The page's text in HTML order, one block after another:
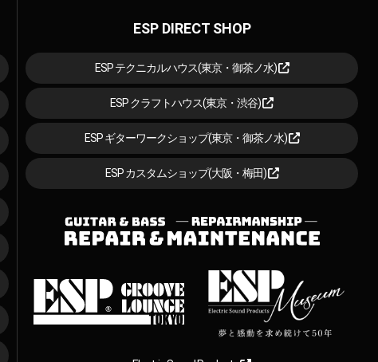
ESP DIRECT SHOP
ESP テクニカルハウス(東京・御茶ノ水)
ESP クラフトハウス(東京・渋谷)
ESP ギターワークショップ(東京・御茶ノ水)
ESP カスタムショップ(大阪・梅田)